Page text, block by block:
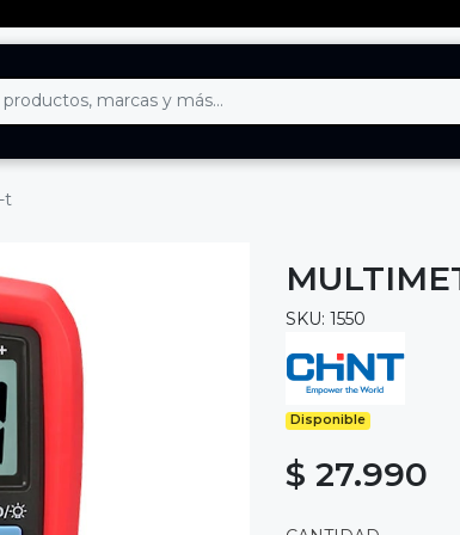
t
SKU: 1550
Disponible
$ 27.990